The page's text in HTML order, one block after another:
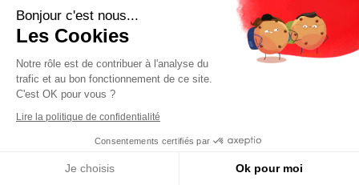
Bonjour c'est nous...
Les Cookies
Notre rôle est de contribuer à l'analyse du
trafic et au bon fonctionnement de ce site.
C'est OK pour vous ?
Lire la politique de confidentialité
Consentements certifiés par
Je choisis Ok pour moi